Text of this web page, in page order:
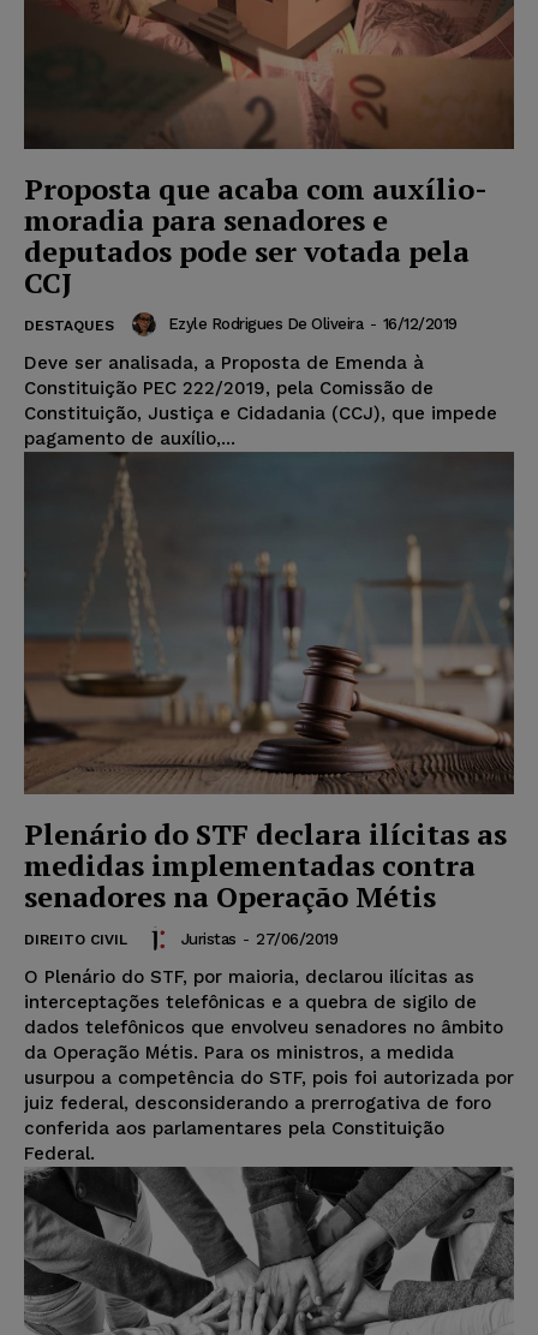
Proposta que acaba com auxílio-
moradia para senadores e
deputados pode ser votada pela
CCJ
DESTAQUES Ezyle Rodrigues De Oliveira - 16/12/2019
Deve ser analisada, a Proposta de Emenda à
Constituição PEC 222/2019, pela Comissão de
Constituição, Justiça e Cidadania (CCJ), que impede
pagamento de auxílio,...
Plenário do STF declara ilícitas as
medidas implementadas contra
senadores na Operação Métis
DIREITO CIVIL Juristas - 27/06/2019
O Plenário do STF, por maioria, declarou ilícitas as
interceptações telefônicas e a quebra de sigilo de
dados telefônicos que envolveu senadores no âmbito
da Operação Métis. Para os ministros, a medida
usurpou a competência do STF, pois foi autorizada por
juiz federal, desconsiderando a prerrogativa de foro
conferida aos parlamentares pela Constituição
Federal.